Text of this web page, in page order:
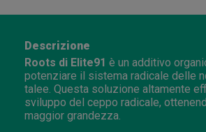
Descrizione
Roots di Elite91 è un additivo
potenziare il sistema radicale delle
talee. Questa soluzione altamente
sviluppo del ceppo radicale,
maggior grandezza.